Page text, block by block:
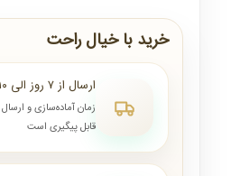
خرید با خیال راحت
ارسال از ۷ روز الی ۱۰ روز کاری
زمان آماده‌سازی و
قابل پیگیری است